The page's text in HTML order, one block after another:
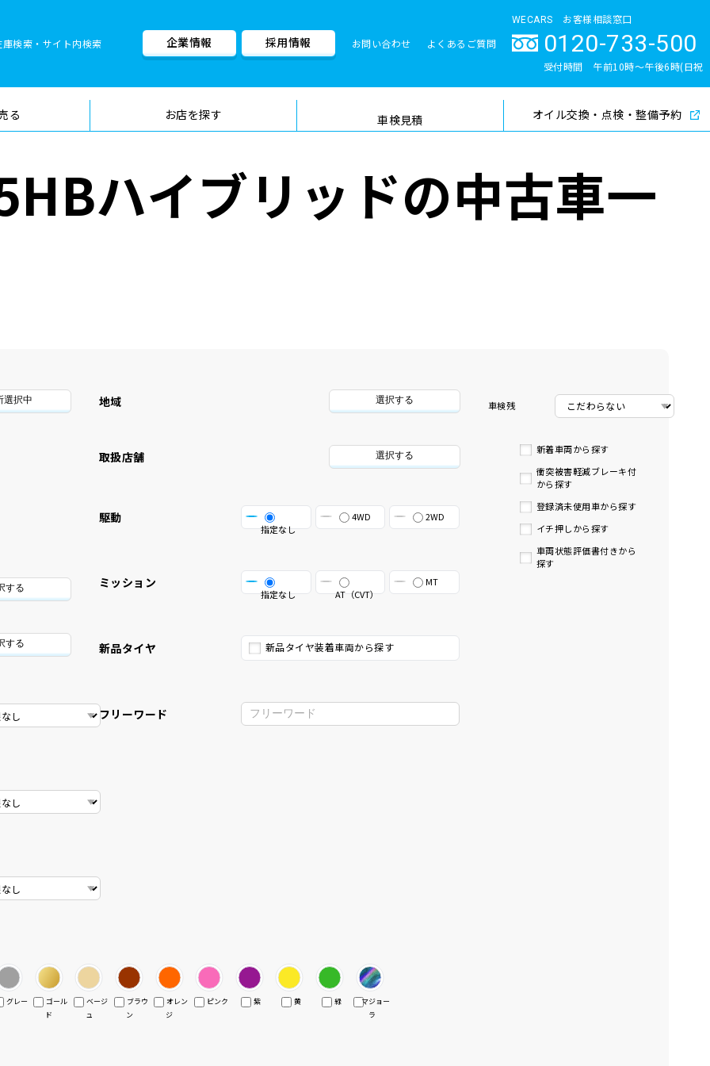
庫検索・サイト内検索
検索
企業情報 採用情報 お問い合わせ よくあるご質問
WECARS お客様相談窓口
0120-733-500
受付時間 午前10時〜午後6時(日祝
る お店を探す 車検見積
車検料金・メニュー 品質管理とサポート体制
オイル交換・点検・整備予約
ハイブリッドの中古車一
選択中
する
する
地域 選択する
取扱店舗 選択する
駆動
指定なし
4WD 2WD
ミッション
指定なし AT（CVT）
MT
新品タイヤ 新品タイヤ装着車両から探す
フリーワード
車検残
新着車両から探す
衝突被害軽減ブレーキ付
から探す
登録済未使用車から探す
イチ押しから探す
車両状態評価書付きから
探す
グレー
ゴール
ド
ベージ
ュ
ブラウ
ン
オレン
ジ
ピンク 紫 黄 緑
マジョー
ラ